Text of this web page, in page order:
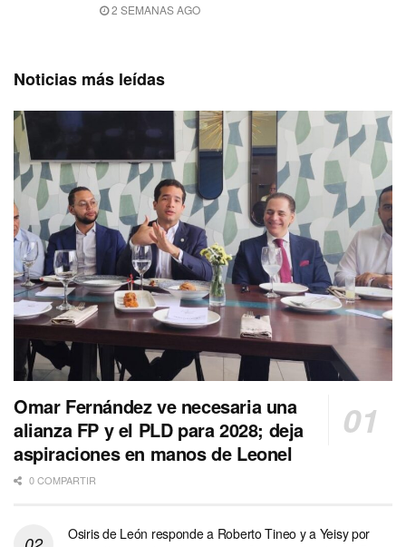
2 SEMANAS AGO
Noticias más leídas
Omar Fernández ve necesaria una
alianza FP y el PLD para 2028; deja
aspiraciones en manos de Leonel
0 COMPARTIR
Osiris de León responde a Roberto Tineo y a Yeisy por